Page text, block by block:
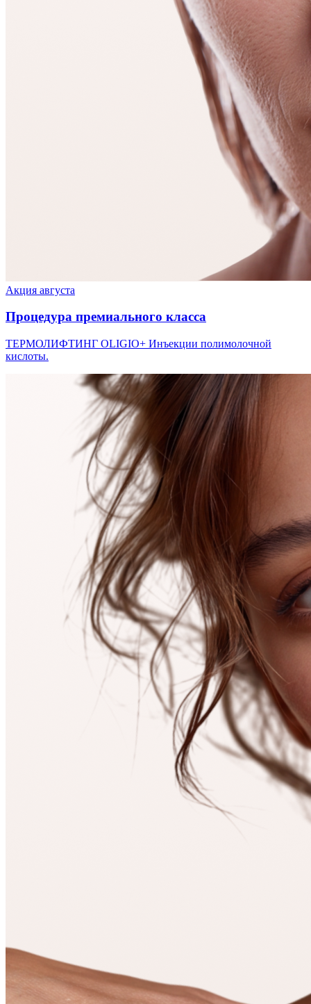
Акция августа
Процедура премиального класса
ТЕРМОЛИФТИНГ OLIGIO+ Инъекции полимолочной
кислоты.